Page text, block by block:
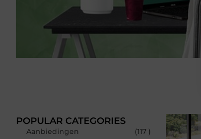
POPULAR CATEGORIES
Aanbiedingen
(117 )